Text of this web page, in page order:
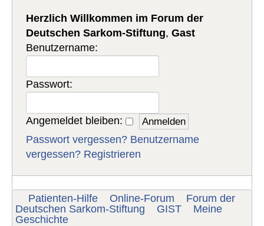
Herzlich Willkommen im Forum der
Deutschen Sarkom-Stiftung,Gast
Benutzername:
Passwort:
Angemeldet bleiben:
Passwort vergessen? Benutzername
vergessen? Registrieren
Patienten-Hilfe Online-Forum
Forum der
Deutschen Sarkom-Stiftung
GIST
Meine
Geschichte